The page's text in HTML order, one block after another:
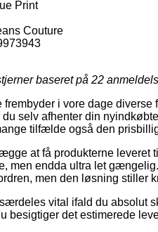
Print
Couture
baseret på 22
frembyder i vore dage
selv afhenter din
tilfælde også den
at få produkterne leveret
men endda ultra let
men den løsning stiller
vital ifald du absolut
besigtiger det estimerede